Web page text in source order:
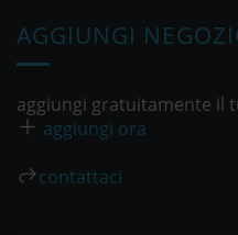
AGGIUNGI
aggiungi gratuitamente il
aggiungi ora
contattaci